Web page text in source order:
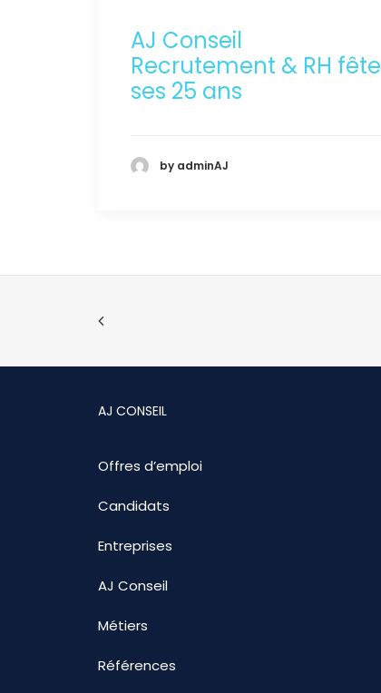
AJ Conseil
Recrutement & RH fête
ses 25 ans
by adminAJ
AJ CONSEIL
Offres d’emploi
Candidats
Entreprises
AJ Conseil
Métiers
Références